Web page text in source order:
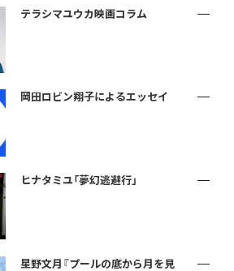
テラシマユウカ映画コラム
岡田ロビン翔子によるエッセイ
ヒナタミユ「夢幻逃避行」
星野文月『プールの底から月を見